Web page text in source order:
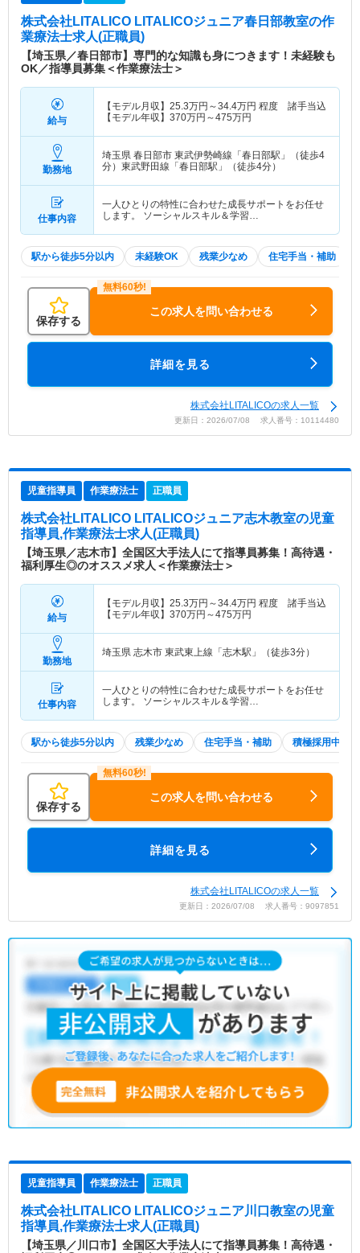
株式会社LITALICO LITALICOジュニア春日部教室の作
業療法士求人(正職員)
【埼玉県／春日部市】専門的な知識も身につきます！未経験も
OK／指導員募集＜作業療法士＞
給与
【モデル月収】 25.3万円～34.4万円 程度 諸手当込
【モデル年収】 370万円～475万円
勤務地
埼玉県 春日部市 東武伊勢崎線「春日部駅」（徒歩4
分）東武野田線「春日部駅」（徒歩4分）
仕事内容
一人ひとりの特性に合わせた成長サポートをお任せ
します。 ソーシャルスキル＆学習…
駅から徒歩5分以内 未経験OK 残業少なめ 住宅手当・補助
保存する
この求人を問い合わせる
詳細を見る
株式会社LITALICOの求人一覧
更新日：2026/07/08 求人番号：10114480
児童指導員 作業療法士 正職員
株式会社LITALICO LITALICOジュニア志木教室の児童
指導員,作業療法士求人(正職員)
【埼玉県／志木市】全国区大手法人にて指導員募集！高待遇・
福利厚生◎のオススメ求人＜作業療法士＞
給与
【モデル月収】 25.3万円～34.4万円 程度 諸手当込
【モデル年収】 370万円～475万円
勤務地
埼玉県 志木市 東武東上線「志木駅」（徒歩3分）
仕事内容
一人ひとりの特性に合わせた成長サポートをお任せ
します。 ソーシャルスキル＆学習…
駅から徒歩5分以内 残業少なめ 住宅手当・補助 積極採用中
保存する
この求人を問い合わせる
詳細を見る
株式会社LITALICOの求人一覧
更新日：2026/07/08 求人番号：9097851
児童指導員 作業療法士 正職員
株式会社LITALICO LITALICOジュニア川口教室の児童
指導員,作業療法士求人(正職員)
【埼玉県／川口市】全国区大手法人にて指導員募集！高待遇・